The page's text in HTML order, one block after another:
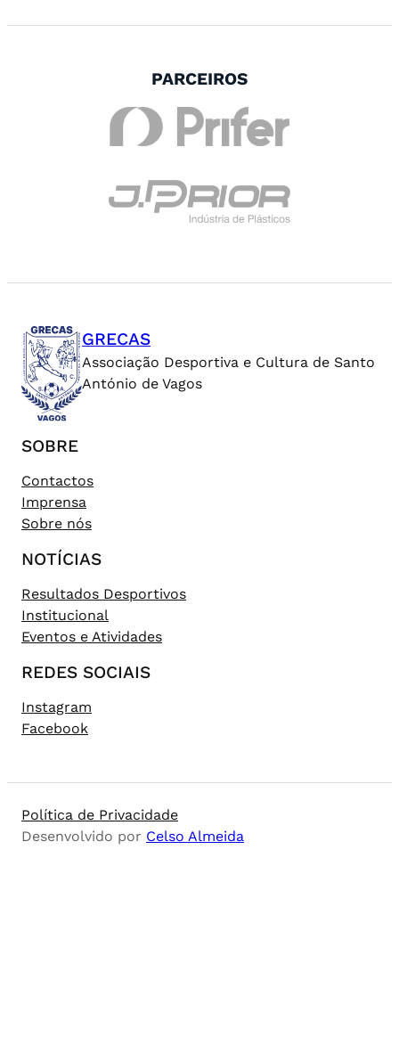
PARCEIROS
GRECAS
Associação Desportiva e Cultura de Santo
António de Vagos
SOBRE
Contactos
Imprensa
Sobre nós
NOTÍCIAS
Resultados Desportivos
Institucional
Eventos e Atividades
REDES SOCIAIS
Instagram
Facebook
Política de Privacidade
Desenvolvido por Celso Almeida